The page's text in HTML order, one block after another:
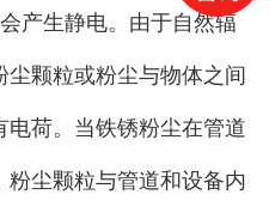
产生静电。由于自然辐
颗粒或粉尘与物体之间
电荷。当铁锈粉尘在管道
粉尘颗粒与管道和设备内